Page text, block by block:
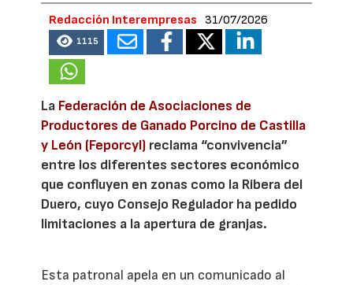
Redacción Interempresas 31/07/2026
1115
La Federación de Asociaciones de
Productores de Ganado Porcino de Castilla
y León (Feporcyl) reclama “convivencia”
entre los diferentes sectores económico
que confluyen en zonas como la Ribera del
Duero, cuyo Consejo Regulador ha pedido
limitaciones a la apertura de granjas.
Esta patronal apela en un comunicado al